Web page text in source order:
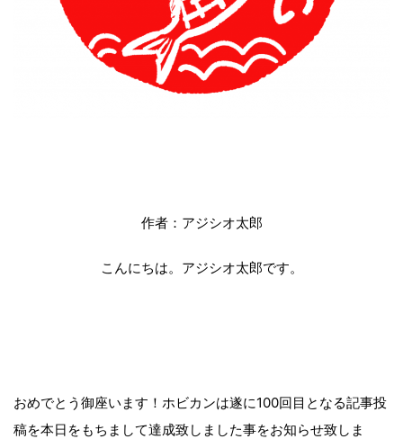
作者：アジシオ太郎
こんにちは。アジシオ太郎です。
おめでとう御座います！ホビカンは遂に100回目となる記事投
稿を本日をもちまして達成致しました事をお知らせ致しま